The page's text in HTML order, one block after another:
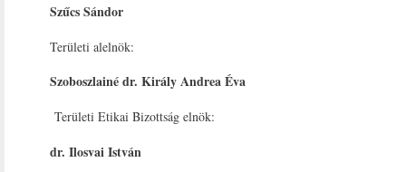
Szűcs Sándor
Területi alelnök:
Szoboszlainé dr. Király Andrea Éva
Területi Etikai Bizottság elnök:
dr. Ilosvai István